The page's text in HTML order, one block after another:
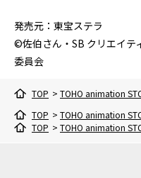
発売元：東宝ステラ
©佐伯さん・SB クリエイテ
委員会
TOP > TOHO animation
TOP > TOHO animation
TOP > TOHO animation